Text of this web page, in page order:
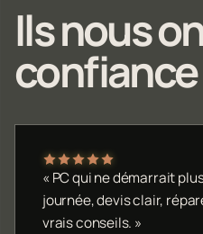
Ils nous
confiance
« PC qui ne démarrait
journée, devis clair,
vrais conseils. »